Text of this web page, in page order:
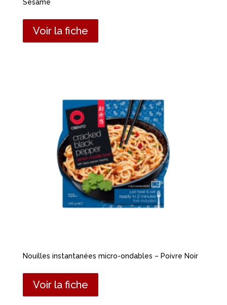
Sésame
Voir la fiche
Nouilles instantanées micro-ondables – Poivre Noir
Voir la fiche